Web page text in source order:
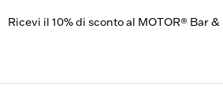
Ricevi il 10% di sconto al MOTOR® Bar